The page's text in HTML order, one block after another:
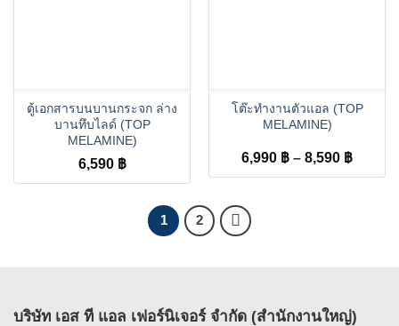
ตู้เอกสารบนบานกระจก ล่าง
บานทึบไลด์ (TOP
MELAMINE)
6,590 ฿
โต๊ะทำงานตัวแอล (TOP
MELAMINE)
6,990 ฿ – 8,590 ฿Price
range:
1 2
บริษัท เอส ที แอล เฟอร์นิเจอร์ จำกัด (สำนักงานใหญ่)